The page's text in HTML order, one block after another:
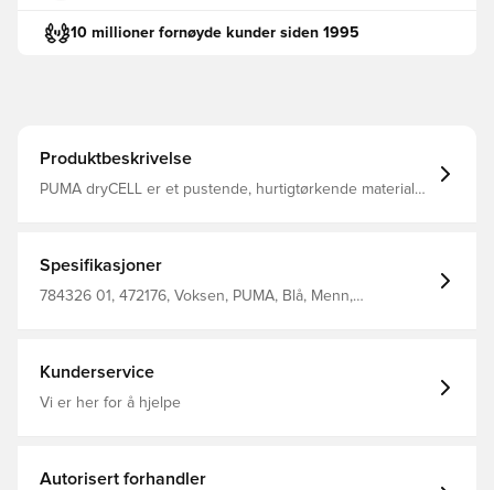
10 millioner fornøyde kunder siden 1995
Produktbeskrivelse
PUMA dryCELL er et pustende, hurtigtørkende materiale
polyester.
Spesifikasjoner
784326 01, 472176, Voksen, PUMA, Blå, Menn,
Chemical - Absorbency&/Or Wicking, Chemical Recycling
Kunderservice
Vi er her for å hjelpe
Autorisert forhandler